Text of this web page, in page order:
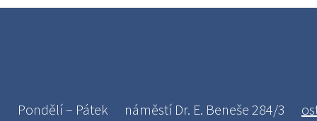
Pondělí – Pátek
náměstí Dr. E. Beneše 284/3